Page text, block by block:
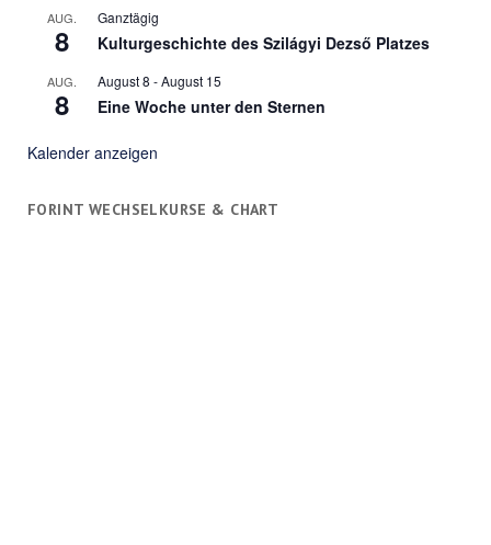
AUG.
8
Ganztägig
Kulturgeschichte des Szilágyi Dezső Platzes
AUG.
8
August 8 -August 15
Eine Woche unter den Sternen
Kalender anzeigen
FORINT WECHSELKURSE & CHART